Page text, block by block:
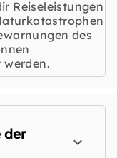
Reiseleistungen
des
der